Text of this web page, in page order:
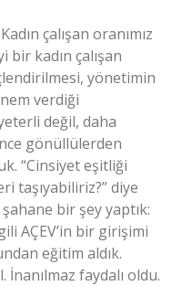
çalışan oranımız
bir kadın çalışan
yönetimin
verdiği
değil, daha
gönüllülerden
“Cinsiyet eşitliği
taşıyabiliriz?” diye
bir şey yaptık:
AÇEV’in bir girişimi
eğitim aldık.
faydalı oldu.